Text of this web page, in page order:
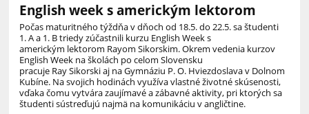
English week s americkým lektorom
Počas maturitného týždňav dňoch od 18.5. do 22.5.saštudenti
1.Aa 1. Btriedyzúčastnili kurzu English Weeks
americkým lektorom Rayom Sikorskim. Okrem vedenia kurzov
English Week na školách po celom Slovensku
pracuje RaySikorskiaj na Gymnáziu P. O. Hviezdoslava v Dolnom
Kubíne. Nasvojich hodinách využíva vlastné životné skúsenosti,
vďaka čomu vytvára zaujímavé a zábavné aktivity, pri ktorých sa
študenti sústreďujú najmä na komunikáciu v angličtine.